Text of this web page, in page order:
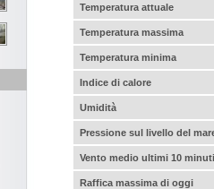
Temperatura attuale
Temperatura massima
Temperatura minima
Indice di calore
Umidità
Pressione sul livello del
Vento medio ultimi 10 minuti
Raffica massima di oggi